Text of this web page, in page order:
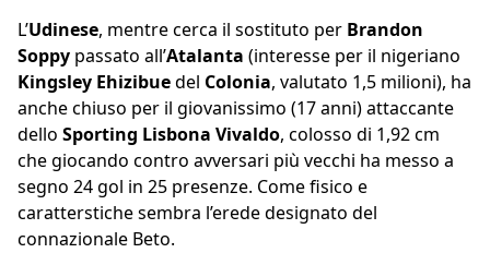
L’Udinese, mentre cerca il sostituto per Brandon
Soppy passato all’Atalanta (interesse per il nigeriano
Kingsley Ehizibuedel Colonia, valutato 1,5 milioni), ha
anche chiuso per il giovanissimo (17 anni) attaccante
dello Sporting Lisbona Vivaldo, colosso di 1,92 cm
che giocando contro avversari più vecchi ha messo a
segno 24 gol in 25 presenze. Come fisico e
caratterstiche sembra l’erede designato del
connazionale Beto.